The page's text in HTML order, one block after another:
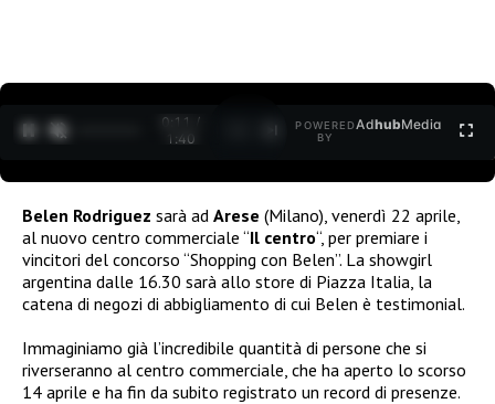
0:12 /
1:40
POWERED
BY
AdhubMedia
Belen Rodriguez sarà ad Arese (Milano), venerdì 22 aprile,
al nuovo centro commerciale “Il centro“, per premiare i
vincitori del concorso “Shopping con Belen”. La showgirl
argentina dalle 16.30 sarà allo store di Piazza Italia, la
catena di negozi di abbigliamento di cui Belen è testimonial.
Immaginiamo già l’incredibile quantità di persone che si
riverseranno al centro commerciale, che ha aperto lo scorso
14 aprile e ha fin da subito registrato un record di presenze.